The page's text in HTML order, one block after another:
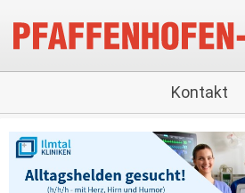
Kontakt